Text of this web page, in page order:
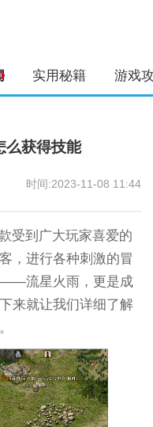
实用秘籍 游戏
么获得技能
时间:2023-11-08 11:44
受到广大玩家喜爱的
，进行各种刺激的冒
——流星火雨，更是成
来就让我们详细了解